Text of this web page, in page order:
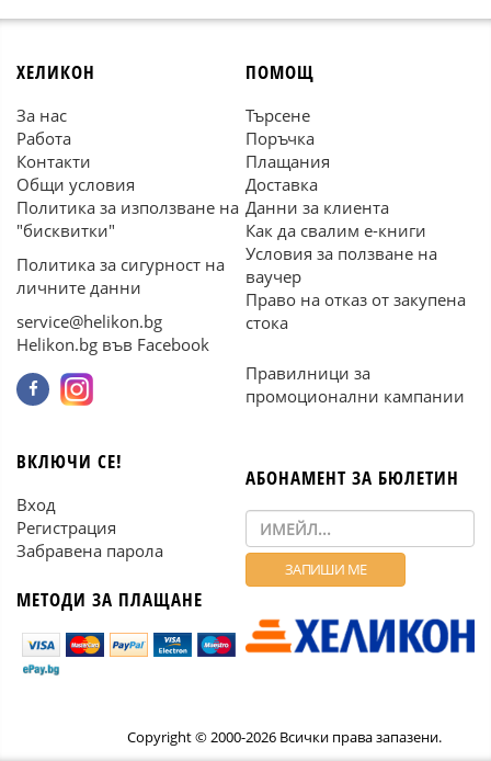
ХЕЛИКОН
За нас
Работа
Контакти
Общи условия
Политика за използване на
"бисквитки"
Политика за сигурност на
личните данни
service@helikon.bg
Helikon.bg във Facebook
ПОМОЩ
Търсене
Поръчка
Плащания
Доставка
Данни за клиента
Как да свалим е-книги
Условия за ползване на
ваучер
Право на отказ от закупена
стока
Правилници за
промоционални кампании
ВКЛЮЧИ СЕ!
Вход
Регистрация
Забравена парола
МЕТОДИ ЗА ПЛАЩАНЕ
АБОНАМЕНТ ЗА БЮЛЕТИН
Copyright © 2000-2026 Всички права запазени.